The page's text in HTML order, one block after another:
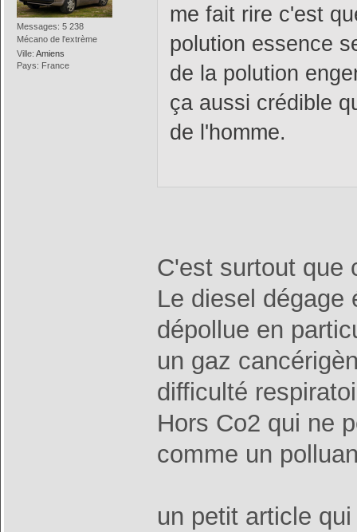
Messages: 5 238
Mécano de l'extrème
Ville:Amiens
Pays: France
me fait rire c'est
polution essence
de la polution
ça aussi crédible
de l'homme.
C'est surtout que
Le diesel dégage
dépollue en
un gaz
difficulté
Hors Co2 qui ne
comme un
un petit article